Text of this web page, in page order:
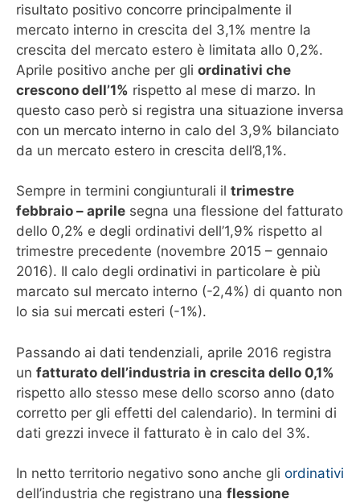
risultato positivo concorre principalmente il
mercato interno in crescita del 3,1% mentre la
crescita del mercato estero è limitata allo 0,2%.
Aprile positivo anche per gli ordinativi che
crescono dell’1% rispetto al mese di marzo. In
questo caso però si registra una situazione inversa
con un mercato interno in calo del 3,9% bilanciato
da un mercato estero in crescita dell’8,1%.
Sempre in termini congiunturali il trimestre
febbraio – aprile segna una flessione del fatturato
dello 0,2% e degli ordinativi dell’1,9% rispetto al
trimestre precedente (novembre 2015 – gennaio
2016). Il calo degli ordinativi in particolare è più
marcato sul mercato interno (-2,4%) di quanto non
lo sia sui mercati esteri (-1%).
Passando ai dati tendenziali, aprile 2016 registra
un fatturato dell’industria in crescita dello 0,1%
rispetto allo stesso mese dello scorso anno (dato
corretto per gli effetti del calendario). In termini di
dati grezzi invece il fatturato è in calo del 3%.
In netto territorio negativo sono anche gli ordinativi
dell’industria che registrano una flessione